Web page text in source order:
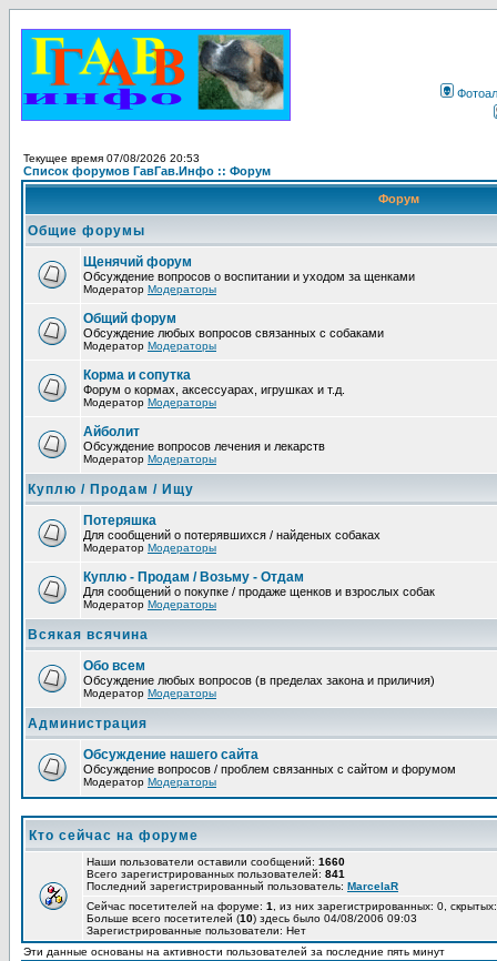
Текущее время 07/08/2026 20:53
Список форумов ГавГав.Инфо :: Форум
Форум
Общие форумы
Щенячий форум
Обсуждение вопросов о воспитании и уходом за щенками
Модератор Модераторы
Общий форум
Обсуждение любых вопросов связанных с собаками
Модератор Модераторы
Корма и сопутка
Форум о кормах, аксессуарах, игрушках и т.д.
Модератор Модераторы
Айболит
Обсуждение вопросов лечения и лекарств
Модератор Модераторы
Куплю / Продам / Ищу
Потеряшка
Для сообщений о потерявшихся / найденых собаках
Модератор Модераторы
Куплю - Продам / Возьму - Отдам
Для сообщений о покупке / продаже щенков и взрослых собак
Модератор Модераторы
Всякая всячина
Обо всем
Обсуждение любых вопросов (в пределах закона и приличия)
Модератор Модераторы
Администрация
Обсуждение нашего сайта
Обсуждение вопросов / проблем связанных с сайтом и форумом
Модератор Модераторы
Кто сейчас на форуме
Наши пользователи оставили сообщений: 1660
Всего зарегистрированных пользователей: 841
Последний зарегистрированный пользователь: MarcelaR
Сейчас посетителей на форуме: 1
, из них зарегистрированных: 0,
Больше всего посетителей (10) здесь было 04/08/2006 09:03
Зарегистрированные пользователи: Нет
Эти данные основаны на активности пользователей за последние пять минут